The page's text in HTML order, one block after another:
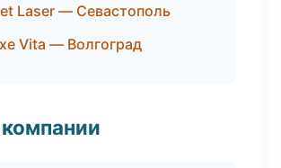
Laser — Севастополь
Vita — Волгоград